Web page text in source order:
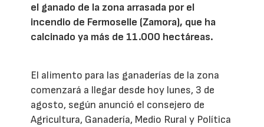
el ganado de la zona arrasada por el
incendio de Fermoselle (Zamora), que ha
calcinado ya más de 11.000 hectáreas.
El alimento para las ganaderías de la zona
comenzará a llegar desde hoy lunes, 3 de
agosto, según anunció el consejero de
Agricultura, Ganadería, Medio Rural y Política